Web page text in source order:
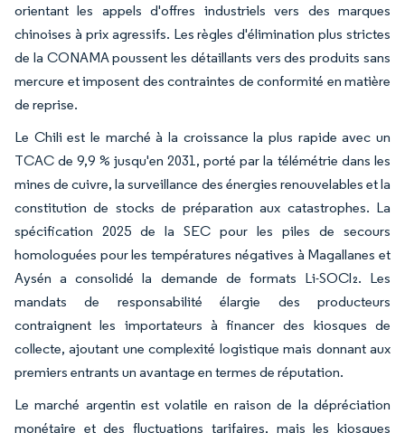
orientant les appels d'offres industriels vers des marques
chinoises à prix agressifs. Les règles d'élimination plus strictes
de la CONAMA poussent les détaillants vers des produits sans
mercure et imposent des contraintes de conformité en matière
de reprise.
Le Chili est le marché à la croissance la plus rapide avec un
TCAC de 9,9 % jusqu'en 2031, porté par la télémétrie dans les
mines de cuivre, la surveillance des énergies renouvelables et la
constitution de stocks de préparation aux catastrophes. La
spécification 2025 de la SEC pour les piles de secours
homologuées pour les températures négatives à Magallanes et
Aysén a consolidé la demande de formats Li-SOCl₂. Les
mandats de responsabilité élargie des producteurs
contraignent les importateurs à financer des kiosques de
collecte, ajoutant une complexité logistique mais donnant aux
premiers entrants un avantage en termes de réputation.
Le marché argentin est volatile en raison de la dépréciation
monétaire et des fluctuations tarifaires, mais les kiosques